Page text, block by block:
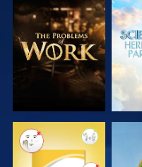
EXPLORA LAS
SERIES
VE